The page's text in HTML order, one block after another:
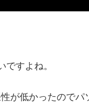
すよね。
が低かったのでパ